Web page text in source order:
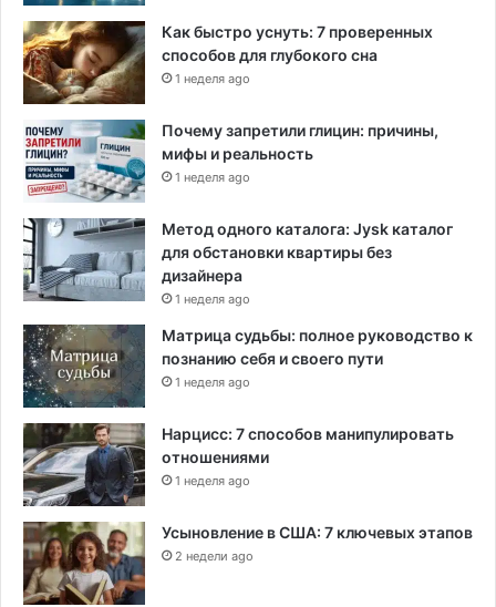
1
2
7
0
0
0
л
о
с
о
в
р
а
й
о
н
е
Х
ь
ю
т
Как быстро уснуть: 7 проверенных
способов для глубокого сна
1 неделя ago
Почему запретили глицин: причины,
мифы и реальность
1 неделя ago
Метод одного каталога: Jysk каталог
для обстановки квартиры без
дизайнера
1 неделя ago
Матрица судьбы: полное руководство к
познанию себя и своего пути
1 неделя ago
Нарцисс: 7 способов манипулировать
отношениями
1 неделя ago
Усыновление в США: 7 ключевых этапов
2 недели ago